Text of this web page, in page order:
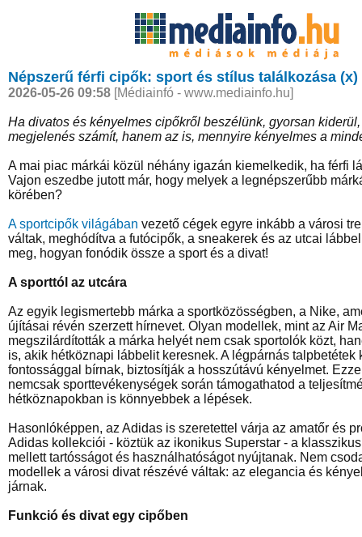
Népszerű férfi cipők: sport és stílus találkozása (x)
2026-05-26 09:58[Médiainfó - www.mediainfo.hu]
Ha divatos és kényelmes cipőkről beszélünk, gyorsan
megjelenés számít, hanem az is, mennyire kényelmes a
A mai piac márkái közül néhány igazán kiemelkedik, ha férfi
Vajon eszedbe jutott már, hogy melyek a legnépszerűbb
körében?
A sportcipők világában vezető cégek egyre inkább a városi
váltak, meghódítva a futócipők, a sneakerek és az utcai
meg, hogyan fonódik össze a sport és a divat!
A sporttól az utcára
Az egyik legismertebb márka a sportközösségben, a Nike,
újításai révén szerzett hírnevet. Olyan modellek, mint az Air
megszilárdították a márka helyét nem csak sportolók közt,
is, akik hétköznapi lábbelit keresnek. A légpárnás talpbetétek
fontossággal bírnak, biztosítják a hosszútávú kényelmet.
nemcsak sporttevékenységek során támogathatod a
hétköznapokban is könnyebbek a lépések.
Hasonlóképpen, az Adidas is szeretettel várja az amatőr és
Adidas kollekciói - köztük az ikonikus Superstar - a
mellett tartósságot és használhatóságot nyújtanak. Nem
modellek a városi divat részévé váltak: az elegancia és
járnak.
Funkció és divat egy cipőben